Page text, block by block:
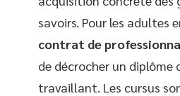
savoirs. Pour les adultes
contrat de
de décrocher un diplôme
travaillant. Les cursus